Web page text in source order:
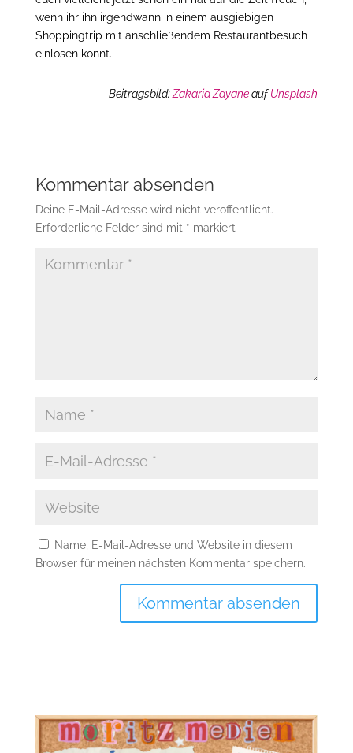
wenn ihr ihn irgendwann in einem ausgiebigen
Shoppingtrip mit anschließendem Restaurantbesuch
einlösen könnt.
Beitragsbild:Zakaria ZayaneaufUnsplash
Kommentar absenden
Deine E-Mail-Adresse wird nicht veröffentlicht.
Erforderliche Felder sind mit * markiert
Name, E-Mail-Adresse und Website in diesem
Browser für meinen nächsten Kommentar speichern.